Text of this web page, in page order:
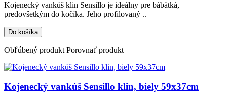
Kojenecký vankúš klin Sensillo je ideálny pre bábätká,
predovšetkým do kočíka. Jeho profilovaný ..
Obľúbený produkt Porovnať produkt
Kojenecký vankúš Sensillo klin, biely 59x37cm